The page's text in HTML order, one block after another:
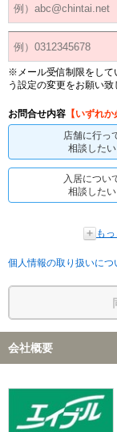
※メール受信制限をして
う設定の変更をお願い致
お問合せ内容 【いずれか
店舗に行っ
相談したい
入居につい
相談したい
も
個人情報の取り扱いにつ
会社概要